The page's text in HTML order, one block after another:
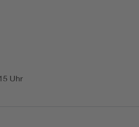
Uhr